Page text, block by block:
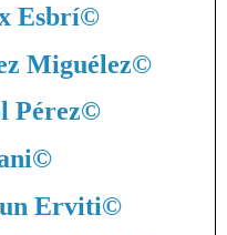
Esbrí©
Miguélez©
Pérez©
©
Erviti©